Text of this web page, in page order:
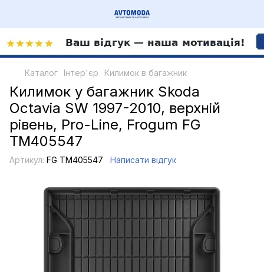
Каталог Інтер'єр Килимок в багажник
Килимок у багажник Skoda
Octavia SW 1997-2010, верхній
рівень, Pro-Line, Frogum FG
TM405547
Артикул: FG TM405547 Написати відгук